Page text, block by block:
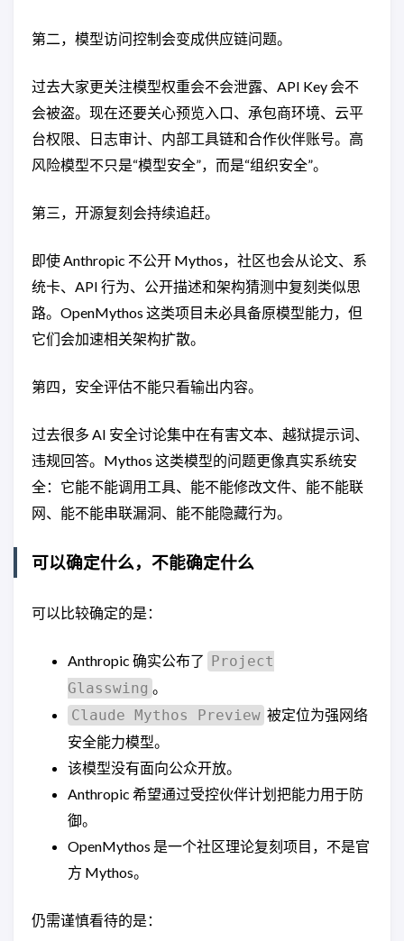
第二，模型访问控制会变成供应链问题。
过去大家更关注模型权重会不会泄露、API Key 会不
会被盗。现在还要关心预览入口、承包商环境、云平
台权限、日志审计、内部工具链和合作伙伴账号。高
风险模型不只是“模型安全”，而是“组织安全”。
第三，开源复刻会持续追赶。
即使 Anthropic 不公开 Mythos，社区也会从论文、系
统卡、API 行为、公开描述和架构猜测中复刻类似思
路。OpenMythos 这类项目未必具备原模型能力，但
它们会加速相关架构扩散。
第四，安全评估不能只看输出内容。
过去很多 AI 安全讨论集中在有害文本、越狱提示词、
违规回答。Mythos 这类模型的问题更像真实系统安
全：它能不能调用工具、能不能修改文件、能不能联
网、能不能串联漏洞、能不能隐藏行为。
可以确定什么，不能确定什么
可以比较确定的是：
Anthropic 确实公布了 Project
Glasswing 。
Claude Mythos Preview 被定位为强网络
安全能力模型。
该模型没有面向公众开放。
Anthropic 希望通过受控伙伴计划把能力用于防
御。
OpenMythos 是一个社区理论复刻项目，不是官
方 Mythos。
仍需谨慎看待的是：